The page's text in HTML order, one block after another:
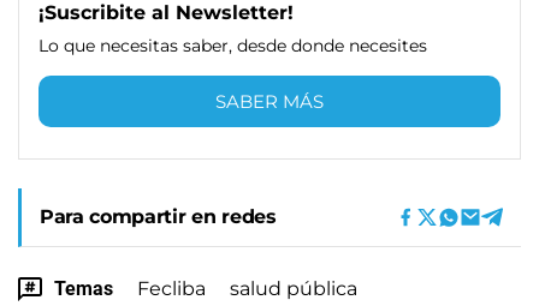
¡Suscribite al Newsletter!
Lo que necesitas saber, desde donde necesites
SABER MÁS
Para compartir en redes
Temas Fecliba salud pública